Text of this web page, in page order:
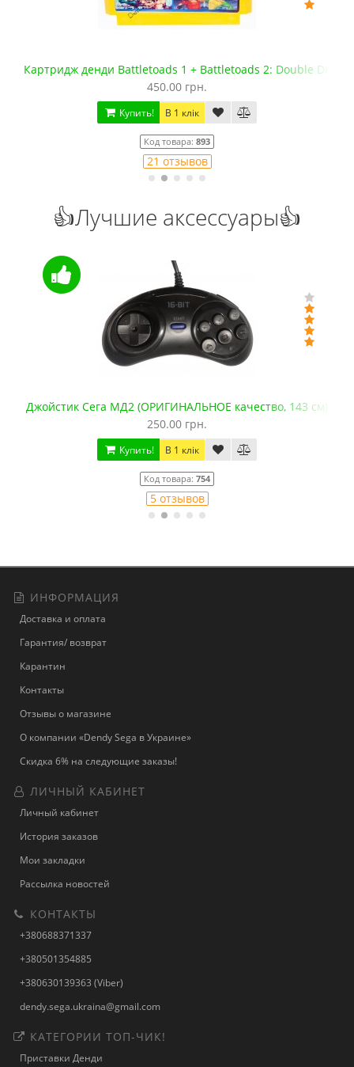
Картридж денди Battletoads 1 + Battletoads 2: Double
450.00 грн.
Купить! В 1 клік
Код товара: 893
21 отзывов
👍Лучшие аксессуары👍
Джойстик Сега МД2 (ОРИГИНАЛЬНОЕ качество, 143 см)
250.00 грн.
Купить! В 1 клік
Код товара: 754
5 отзывов
ИНФОРМАЦИЯ
Доставка и оплата
Гарантия/ возврат
Карантин
Контакты
Отзывы о магазине
О компании «Dendy Sega в Украине»
Скидка 6% на следующие заказы!
ЛИЧНЫЙ КАБИНЕТ
Личный кабинет
История заказов
Мои закладки
Рассылка новостей
КОНТАКТЫ
+380688371337
+380501354885
+380630139363 (Viber)
dendy.sega.ukraina@gmail.com
КАТЕГОРИИ ТОП-ЧИК!
Приставки Денди